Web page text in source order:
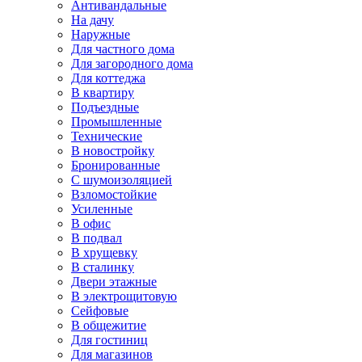
Антивандальные
На дачу
Наружные
Для частного дома
Для загородного дома
Для коттеджа
В квартиру
Подъездные
Промышленные
Технические
В новостройку
Бронированные
С шумоизоляцией
Взломостойкие
Усиленные
В офис
В подвал
В хрущевку
В сталинку
Двери этажные
В электрощитовую
Сейфовые
В общежитие
Для гостиниц
Для магазинов